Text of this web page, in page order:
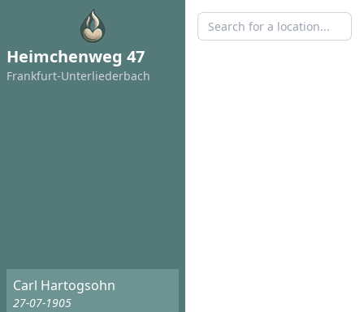
Heimchenweg 47
Frankfurt-Unterliederbach
Carl Hartogsohn
27-07-1905